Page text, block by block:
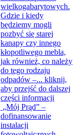
wielkogabarytowych.
Gdzie i kiedy
będziemy mogli
pozbyć się starej
kanapy czy innego
kłopotliwego mebla,
jak również, co należy
do tego rodzaju
odpadów –... kliknij,
aby przejść do dalszej
części informacji
„Mój Prąd” –
dofinansowanie
instalacji